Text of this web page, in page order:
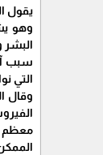
يقول
البشر ومع
سبب
التي
وقال
الممكن